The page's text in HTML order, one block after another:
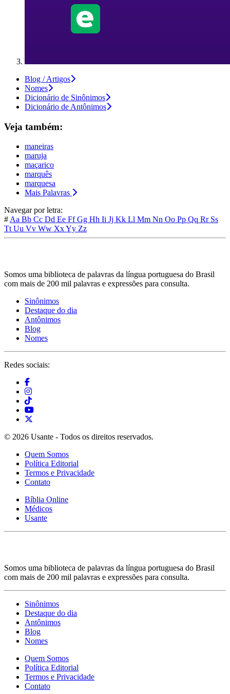
Blog / Artigos
Nomes
Dicionário de Sinônimos
Dicionário de Antônimos
Veja também:
maneiras
maruja
maçarico
marquês
marquesa
Mais Palavras
Navegar por letra:
# Aa Bb Cc Dd Ee FfGg Hh Ii Jj Kk Ll Mm Nn Oo Pp Qq Rr Ss
Tt Uu Vv Ww XxYy Zz
Somos uma biblioteca de palavras da língua portuguesa do Brasil
com mais de 200 mil palavras e expressões para consulta.
Sinônimos
Destaque do dia
Antônimos
Blog
Nomes
Redes sociais:
© 2026 Usante - Todos os direitos reservados.
Quem Somos
Política Editorial
Termos e Privacidade
Contato
Bíblia Online
Médicos
Usante
Somos uma biblioteca de palavras da língua portuguesa do Brasil
com mais de 200 mil palavras e expressões para consulta.
Sinônimos
Destaque do dia
Antônimos
Blog
Nomes
Quem Somos
Política Editorial
Termos e Privacidade
Contato